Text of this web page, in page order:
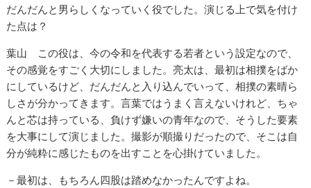
だんだんと男らしくなっていく役でした。演じる上で気を付け
た点は？
葉山 この役は、今の令和を代表する若者という設定なので、
その感覚をすごく大切にしました。亮太は、最初は相撲をばか
にしているけど、だんだんと入り込んでいって、相撲の素晴ら
しさが分かってきます。言葉ではうまく言えないけれど、ちゃ
んと芯は持っている、負けず嫌いの青年なので、そうした要素
を大事にして演じました。撮影が順撮りだったので、そこは自
分が純粋に感じたものを出すことを心掛けていました。
－最初は、もちろん四股は踏めなかったんですよね。